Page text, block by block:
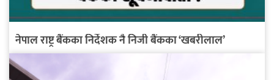
नेपाल राष्ट्र बैंकका निर्देशक नै निजी बैंकका ‘खबरीलाल’